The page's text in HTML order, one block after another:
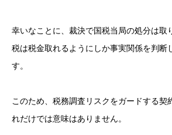
幸いなことに、裁決で国税当局の処分は取
税は税金取れるようにしか事実関係を判断
す。
このため、税務調査リスクをガードする契
れだけでは意味はありません。